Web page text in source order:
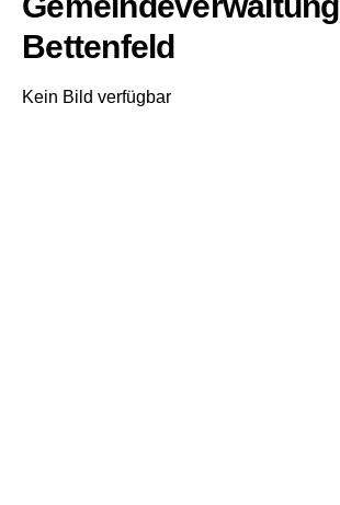
Bettenfeld
Kein Bild verfügbar